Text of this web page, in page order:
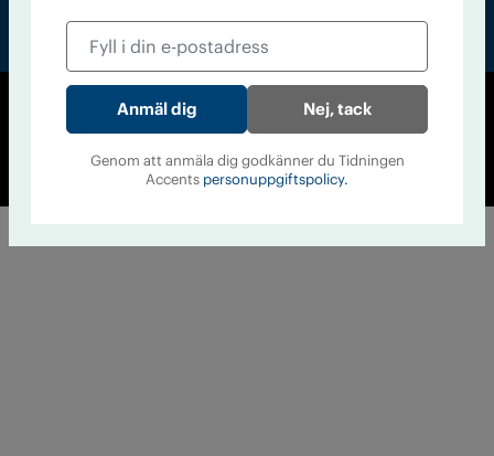
© Tidningen Accent 2026
Cookiepolicy
Personuppgiftspolicy
Nej, tack
Genom att anmäla dig godkänner du Tidningen
Accents personuppgiftspolicy.